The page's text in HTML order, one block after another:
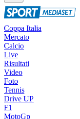
Coppa Italia
Mercato
Calcio
Live
Risultati
Video
Foto
Tennis
Drive UP
F1
MotoGp